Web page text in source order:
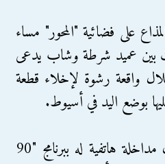
دقيقة" المذاع على فضائية "المحور" مساء
بين عميد شرطة وشاب يدعى
واقعة رشوة لإخلاء قطعة
بوضع اليد في أسيوط.
وأكد طارق الغول -خلال مداخلة هاتفية له ببرنامج "90